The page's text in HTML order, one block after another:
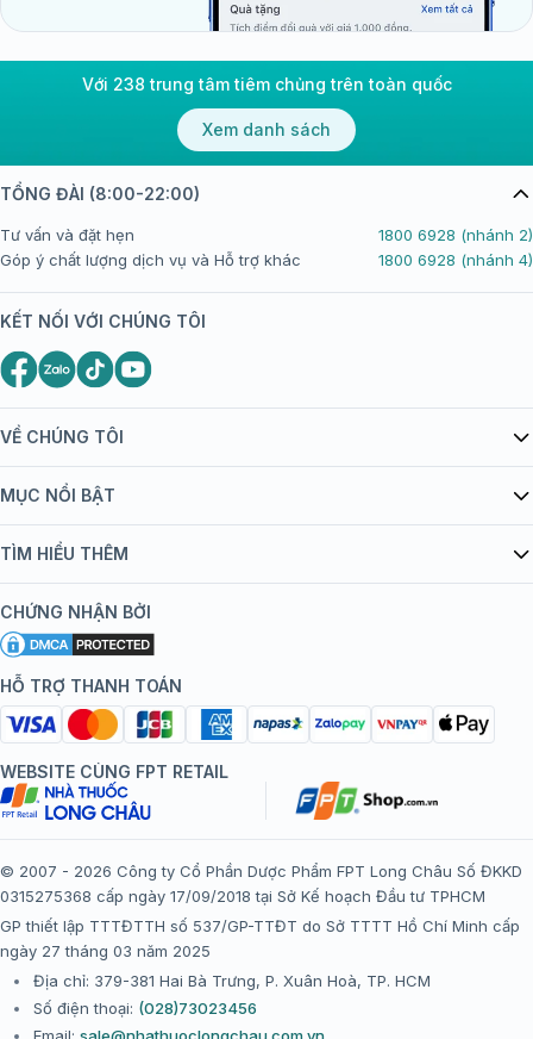
Với 238 trung tâm tiêm chủng trên toàn quốc
Xem danh sách
VỀ CHÚNG TÔI
Giới thiệu Tiêm Chủng FPT Long Châu
bán hàng
Chính sách nội dung
Chính sách bảo mật
Chính sách bảo mật dữ liệu cá nhân
Chính sách thanh toán
Chính sách đổi trả gói, mũi tiêm tại trung tâm tiêm chủng
FPT Long Châu
Thể lệ chương trình “Tích điểm nhận đặc quyền”
MỤC NỔI BẬT
Danh mục vắc xin
Đội ngũ bác sĩ, chuyên gia
Hệ thống trung tâm tiêm chủng
TÌM HIỂU THÊM
Khuyến mãi
Tôi nên tiêm gì?
Tiêm chủng đi nước ngoài
CHỨNG NHẬN BỞI
HỖ TRỢ THANH TOÁN
TỔNG ĐÀI (8:00-22:00)
Tư vấn và đặt hẹn
1800 6928 (nhánh 2)
Góp ý chất lượng dịch vụ và Hỗ trợ khác
1800 6928 (nhánh 4)
KẾT NỐI VỚI CHÚNG TÔI
WEBSITE CÙNG FPT RETAIL
© 2007 - 2026 Công ty Cổ Phần Dược Phẩm FPT Long Châu Số ĐKKD
0315275368 cấp ngày 17/09/2018 tại Sở Kế hoạch Đầu tư TPHCM
GP thiết lập TTTĐTTH số 537/GP-TTĐT do Sở TTTT Hồ Chí Minh cấp
ngày 27 tháng 03 năm 2025
Địa chỉ: 379-381 Hai Bà Trưng, P. Xuân Hoà, TP. HCM
Số điện thoại: (028)73023456